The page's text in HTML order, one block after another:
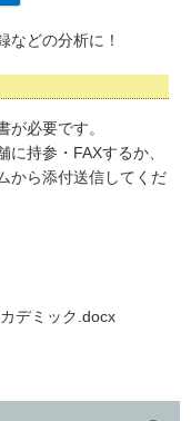
などの分析に！
が必要です。
持参・FAXするか、
から添付送信してくだ
デミック.docx